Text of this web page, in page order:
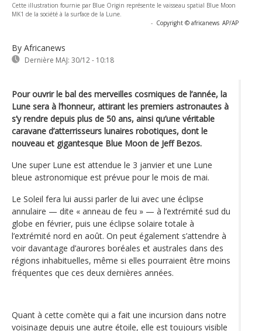
Cette illustration fournie par Blue Origin représente le vaisseau spatial Blue Moon
MK1 de la société à la surface de la Lune.
- Copyright © africanews AP/AP
By Africanews
Dernière MAJ: 30/12 - 10:18
Pour ouvrir le bal des merveilles cosmiques de l’année, la
Lune sera à l’honneur, attirant les premiers astronautes à
s’y rendre depuis plus de 50 ans, ainsi qu’une véritable
caravane d’atterrisseurs lunaires robotiques, dont le
nouveau et gigantesque Blue Moon de Jeff Bezos.
Une super Lune est attendue le 3 janvier et une Lune
bleue astronomique est prévue pour le mois de mai.
Le Soleil fera lui aussi parler de lui avec une éclipse
annulaire — dite « anneau de feu » — à l’extrémité sud du
globe en février, puis une éclipse solaire totale à
l’extrémité nord en août. On peut également s’attendre à
voir davantage d’aurores boréales et australes dans des
régions inhabituelles, même si elles pourraient être moins
fréquentes que ces deux dernières années.
Quant à cette comète qui a fait une incursion dans notre
voisinage depuis une autre étoile, elle est toujours visible